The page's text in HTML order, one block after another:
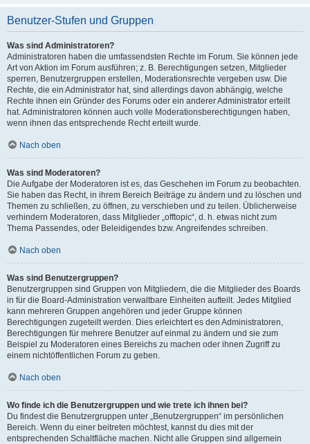
Benutzer-Stufen und Gruppen
Was sind Administratoren?
Administratoren haben die umfassendsten Rechte im Forum. Sie können jede
Art von Aktion im Forum ausführen; z. B. Berechtigungen setzen, Mitglieder
sperren, Benutzergruppen erstellen, Moderationsrechte vergeben usw. Die
Rechte, die ein Administrator hat, sind allerdings davon abhängig, welche
Rechte ihnen ein Gründer des Forums oder ein anderer Administrator erteilt
hat. Administratoren können auch volle Moderationsberechtigungen haben,
wenn ihnen das entsprechende Recht erteilt wurde.
Nach oben
Was sind Moderatoren?
Die Aufgabe der Moderatoren ist es, das Geschehen im Forum zu beobachten.
Sie haben das Recht, in ihrem Bereich Beiträge zu ändern und zu löschen und
Themen zu schließen, zu öffnen, zu verschieben und zu teilen. Üblicherweise
verhindern Moderatoren, dass Mitglieder „offtopic“, d. h. etwas nicht zum
Thema Passendes, oder Beleidigendes bzw. Angreifendes schreiben.
Nach oben
Was sind Benutzergruppen?
Benutzergruppen sind Gruppen von Mitgliedern, die die Mitglieder des Boards
in für die Board-Administration verwaltbare Einheiten aufteilt. Jedes Mitglied
kann mehreren Gruppen angehören und jeder Gruppe können
Berechtigungen zugeteilt werden. Dies erleichtert es den Administratoren,
Berechtigungen für mehrere Benutzer auf einmal zu ändern und sie zum
Beispiel zu Moderatoren eines Bereichs zu machen oder ihnen Zugriff zu
einem nichtöffentlichen Forum zu geben.
Nach oben
Wo finde ich die Benutzergruppen und wie trete ich ihnen bei?
Du findest die Benutzergruppen unter „Benutzergruppen“ im persönlichen
Bereich. Wenn du einer beitreten möchtest, kannst du dies mit der
entsprechenden Schaltfläche machen. Nicht alle Gruppen sind allgemein